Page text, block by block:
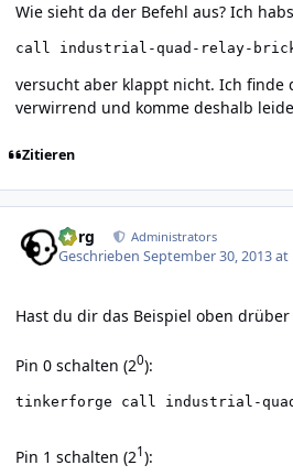
Wie sieht da der Befehl aus? Ich
call industrial-quad-relay-
versucht aber klappt nicht. Ich finde
verwirrend und komme deshalb
Zitieren
borg Administrators
GeschriebenSeptember 30, 2013 at
Hast du dir das Beispiel oben drüber
Pin 0 schalten (20):
tinkerforge call industrial-
Pin 1 schalten (21):